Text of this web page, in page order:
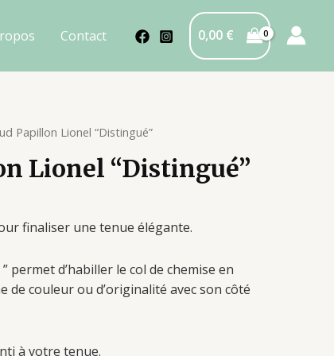
Contact 0,00 €
Papillon Lionel “Distingué”
Lionel “Distingué”
finaliser une tenue élégante.
permet d’habiller le col de chemise en
couleur ou d’originalité avec son côté
à votre tenue.